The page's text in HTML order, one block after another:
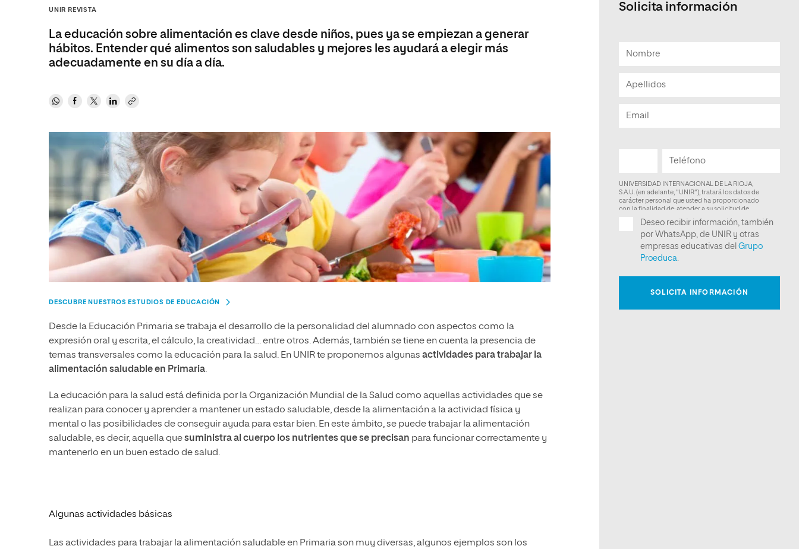
Ciencias Sociales
Humanidades
Música
Ciencias de la Salud
Ciencias Sociales
Artes
UNIR REVISTA
La educación sobre alimentación es clave desde niños, pues ya se empiezan a generar
hábitos. Entender qué alimentos son saludables y mejores les ayudará a elegir más
adecuadamente en su día a día.
DESCUBRE NUESTROS ESTUDIOS DE EDUCACIÓN
Desde la Educación Primaria se trabaja el desarrollo de la personalidad del alumnado con aspectos como la
expresión oral y escrita, el cálculo, la creatividad… entre otros. Además, también se tiene en cuenta la presencia de
temas transversales como la educación para la salud. En UNIR te proponemos algunas actividades para trabajar la
alimentación saludable en Primaria.
La educación para la salud está definida por la Organización Mundial de la Salud como aquellas actividades que se
realizan para conocer y aprender a mantener un estado saludable, desde la alimentación a la actividad física y
mental o las posibilidades de conseguir ayuda para estar bien. En este ámbito, se puede trabajar la alimentación
saludable, es decir, aquella quesuministra al cuerpo los nutrientes que se precisan para funcionar correctamente y
mantenerlo en un buen estado de salud.
Algunas actividades básicas
Las actividades para trabajar la alimentación saludable en Primaria son muy diversas, algunos ejemplos son los
Solicita información